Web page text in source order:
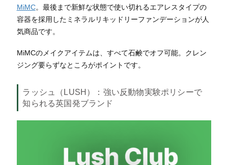
MiMC。 最後まで新鮮な状態で使い切れるエアレスタイプの
容器を採用したミネラルリキッドリーファンデーションが人
気商品です。
MiMCのメイクアイテムは、すべて石鹸でオフ可能。クレン
ジング要らずなところがポイントです。
ラッシュ（LUSH）
：強い反動物実験ポリシーで
知られる英国発ブランド